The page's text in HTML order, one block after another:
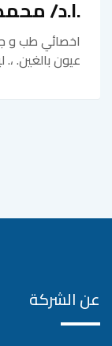
.ا.د/
اخصائي طب و
عيون بالغين. ،.
عن الشركة